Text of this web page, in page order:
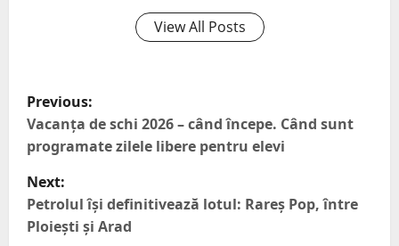
View All Posts
Previous:
Vacanța de schi 2026 – când începe. Când sunt
programate zilele libere pentru elevi
Next:
Petrolul își definitivează lotul: Rareș Pop, între
Ploiești și Arad